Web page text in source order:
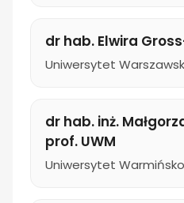
dr hab. Elwira
Uniwersytet
dr hab. inż.
prof. UWM
Uniwersytet